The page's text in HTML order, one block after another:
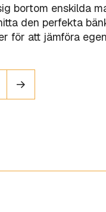
bortom enskilda
den perfekta
för att jämföra